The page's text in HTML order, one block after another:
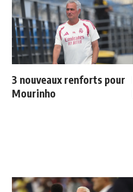
3 nouveaux renforts pour
Mourinho